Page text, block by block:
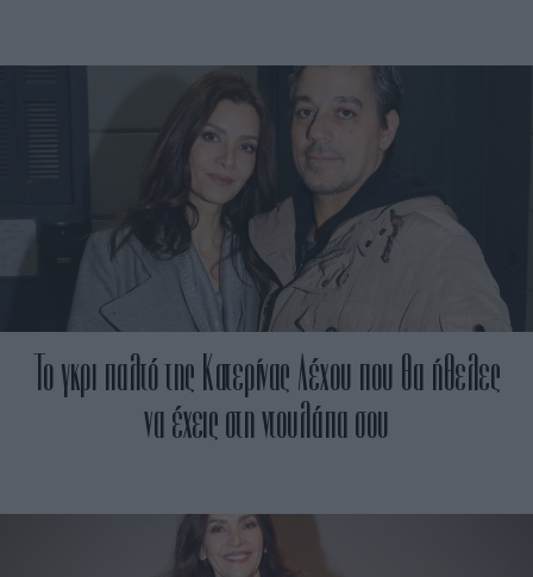
Το γκρι παλτό της Κατερίνας Λέχου που θα ήθελες
να έχεις στη ντουλάπα σου